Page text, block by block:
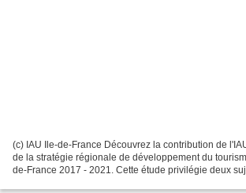
(c) IAU Ile-de-France Découvrez la contribution de
de la stratégie régionale de développement du
de-France 2017 - 2021. Cette étude privilégie deux